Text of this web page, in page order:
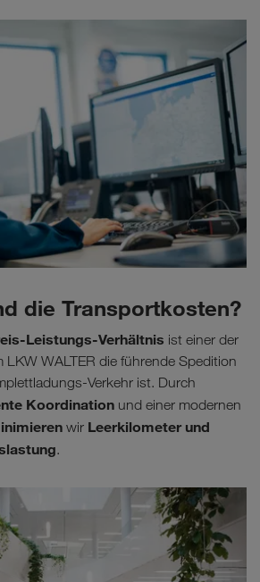
die Transportkosten?
Leistungs-Verhältnis ist einer der
WALTER die führende Spedition
Verkehr ist. Durch
Koordination und einer modernen
wir Leerkilometer und
.